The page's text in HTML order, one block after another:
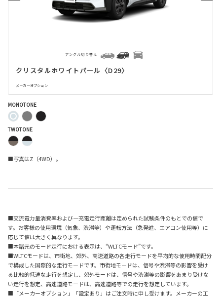
クリスタルホワイトパール〈D29〉
メーカーオプション
アングル切り替え
MONOTONE
TWOTONE
■写真はZ（4WD）。
■交流電力量消費率および一充電走行距離は定められた試験条件のもとでの値で
す。お客様の使用環境（気象、渋滞等）や運転方法（急発進、エアコン使用等）に
応じて値は大きく異なります。
■本諸元のモード走行における表示は、“WLTCモード”です。
■WLTCモードは、市街地、郊外、高速道路の各走行モードを平均的な使用時間配分
で構成した国際的な走行モードです。市街地モードは、信号や渋滞等の影響を受け
る比較的低速な走行を想定し、郊外モードは、信号や渋滞等の影響をあまり受けな
い走行を想定、高速道路モードは、高速道路等での走行を想定しています。
■「メーカーオプション」「設定あり」はご注文時に申し受けます。メーカーの工